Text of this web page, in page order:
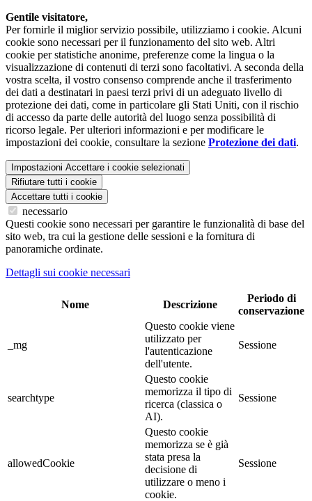
Gentile visitatore,
Per fornirle il miglior servizio possibile, utilizziamo i cookie. Alcuni
cookie sono necessari per il funzionamento del sito web. Altri
cookie per statistiche anonime, preferenze come la lingua o la
visualizzazione di contenuti di terzi sono facoltativi. A seconda della
vostra scelta, il vostro consenso comprende anche il trasferimento
dei dati a destinatari in paesi terzi privi di un adeguato livello di
protezione dei dati, come in particolare gli Stati Uniti, con il rischio
di accesso da parte delle autorità del luogo senza possibilità di
ricorso legale. Per ulteriori informazioni e per modificare le
impostazioni dei cookie, consultare la sezione Protezione dei dati.
Impostazioni Accettare i cookie selezionati
Rifiutare tutti i cookie
Accettare tutti i cookie
necessario
Questi cookie sono necessari per garantire le funzionalità di base del
sito web, tra cui la gestione delle sessioni e la fornitura di
panoramiche ordinate.
Dettagli sui cookie necessari
Nome Descrizione
Periodo di
conservazione
_mg
Questo cookie viene
utilizzato per
l'autenticazione
dell'utente.
Sessione
searchtype
Questo cookie
memorizza il tipo di
ricerca (classica o
AI).
Sessione
allowedCookie
Questo cookie
memorizza se è già
stata presa la
decisione di
utilizzare o meno i
cookie.
Sessione